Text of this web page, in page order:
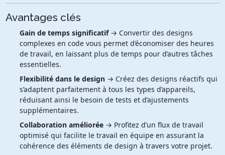
Avantages clés
Gain de temps significatif→ Convertir des designs
complexes en code vous permet d’économiser des heures
de travail, en laissant plus de temps pour d’autres tâches
essentielles.
Flexibilité dans le design→ Créez des designs réactifs qui
s’adaptent parfaitement à tous les types d’appareils,
réduisant ainsi le besoin de tests et d’ajustements
supplémentaires.
Collaboration améliorée→ Profitez d’un flux de travail
optimisé qui facilite le travail en équipe en assurant la
cohérence des éléments de design à travers votre projet.